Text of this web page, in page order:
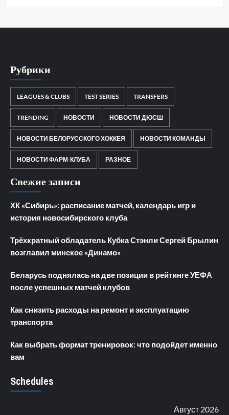
Рубрики
LEAGUES & CLUBS TEST SERIES TRANSFERS
TRENDING НОВОСТИ НОВОСТИ ДЮСШ
НОВОСТИ БЕЛОРУССКОГО ХОККЕЯ НОВОСТИ КОМАНДЫ
НОВОСТИ ФАРМ-КЛУБА РАЗНОЕ
Свежие записи
ХК «Сибирь»: расписание матчей, календарь игр и
история новосибирского клуба
Трёхкратный обладатель Кубка Стэнли Сергей Брылин
возглавил минское «Динамо»
Беларусь поднялась на две позиции в рейтинге УЕФА
после успешных матчей клубов
Как снизить расходы на ремонт и эксплуатацию
транспорта
Как выбрать формат тренировок: что подойдет именно
вам
Schedules
Август 2026